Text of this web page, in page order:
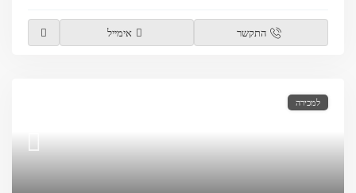
התקשר אימייל
למכירה